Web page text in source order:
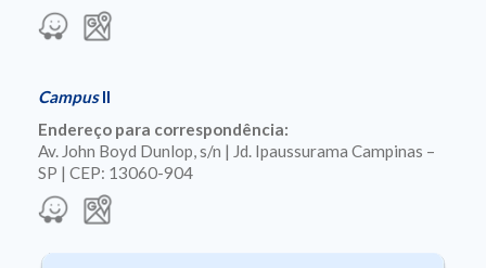
CampusII
Endereço para correspondência:
Av. John Boyd Dunlop, s/n | Jd. Ipaussurama Campinas –
SP | CEP: 13060-904